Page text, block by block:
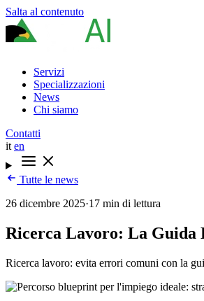
Salta al contenuto
Servizi
Specializzazioni
News
Chi siamo
Contatti
it en
Tutte le news
26 dicembre 2025·17 min di lettura
Ricerca Lavoro: La Guida
Ricerca lavoro: evita errori comuni con la